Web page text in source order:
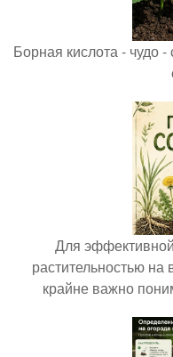
Борная кислота - чудо
Для
растительностью
крайне важно